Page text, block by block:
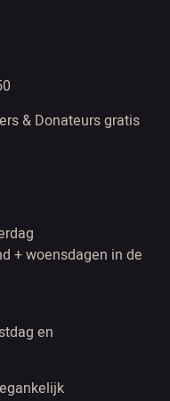
& Donateurs gratis
+ woensdagen in de
en